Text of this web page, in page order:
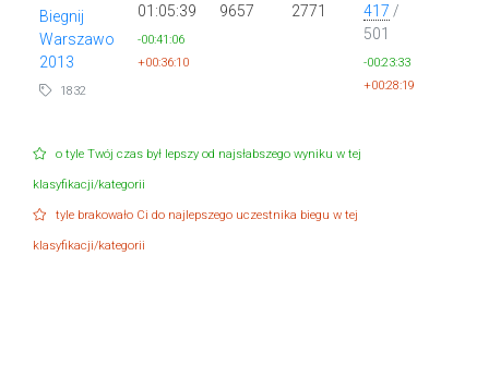
Biegnij
Warszawo
2013
1832
01:05:39
-00:41:06
+00:36:10
9657 2771 417 /
501
-00:23:33
+00:28:19
o tyle Twój czas był lepszy od najsłabszego wyniku w tej
klasyfikacji/kategorii
tyle brakowało Ci do najlepszego uczestnika biegu w tej
klasyfikacji/kategorii